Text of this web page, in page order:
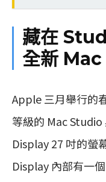
藏在
全新
Apple 三月舉行的
等級的 Mac
Display 27 吋的螢
Display 內部有一